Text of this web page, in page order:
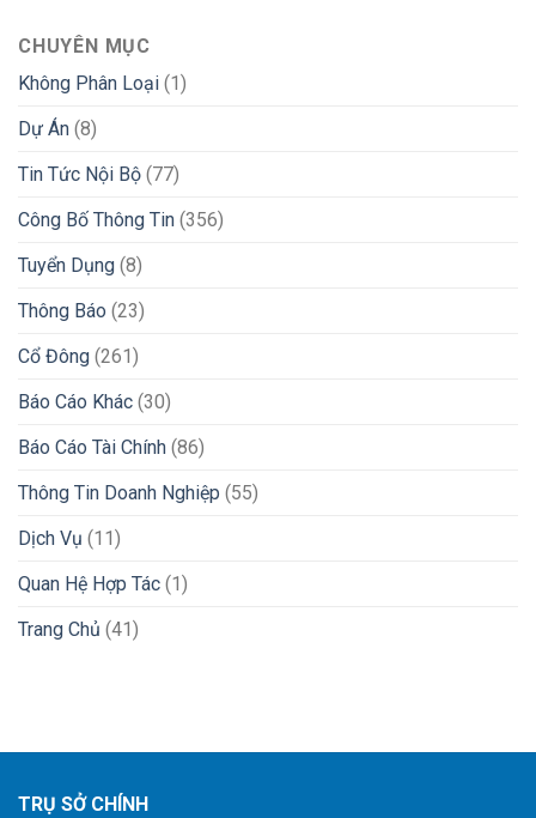
CHUYÊN MỤC
Không Phân Loại (1)
Dự Án (8)
Tin Tức Nội Bộ (77)
Công Bố Thông Tin (356)
Tuyển Dụng (8)
Thông Báo (23)
Cổ Đông (261)
Báo Cáo Khác (30)
Báo Cáo Tài Chính (86)
Thông Tin Doanh Nghiệp (55)
Dịch Vụ (11)
Quan Hệ Hợp Tác (1)
Trang Chủ (41)
TRỤ SỞ CHÍNH